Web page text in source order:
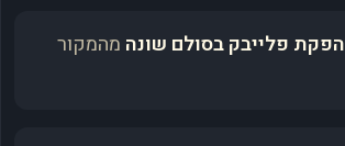
הפקת פלייבק בסולם שונה מהמקור